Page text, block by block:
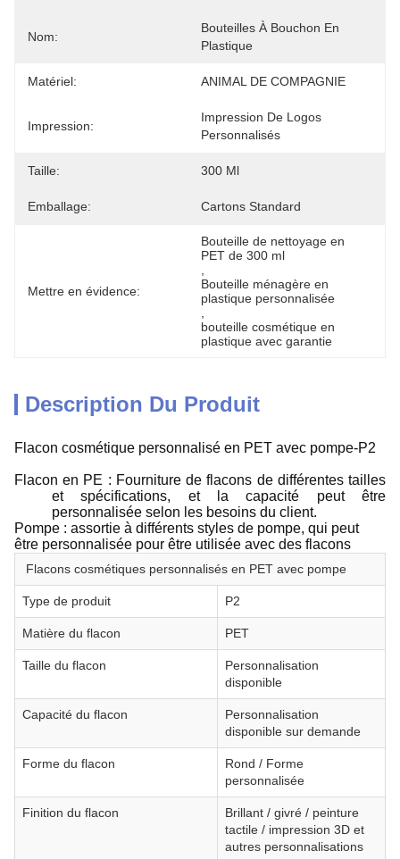
Nom:
Bouteilles À Bouchon En
Plastique
Matériel: ANIMAL DE COMPAGNIE
Impression:
Impression De Logos
Personnalisés
Taille: 300 Ml
Emballage: Cartons Standard
Mettre en évidence:
Bouteille de nettoyage en
PET de 300 ml
Bouteille ménagère en
plastique personnalisée
bouteille cosmétique en
plastique avec garantie
Description Du Produit
Flacon cosmétique personnalisé en PET avec pompe-P2
Flacon en PE : Fourniture de flacons de différentes tailles
et spécifications, et la capacité peut être
personnalisée selon les besoins du client.
Pompe : assortie à différents styles de pompe, qui peut
être personnalisée pour être utilisée avec des flacons
Flacons cosmétiques personnalisés en PET avec pompe
Type de produit P2
Matière du flacon PET
Taille du flacon
Personnalisation
disponible
Capacité du flacon
Personnalisation
disponible sur demande
Forme du flacon
Rond / Forme
personnalisée
Finition du flacon
Brillant / givré / peinture
tactile / impression 3D et
autres personnalisations